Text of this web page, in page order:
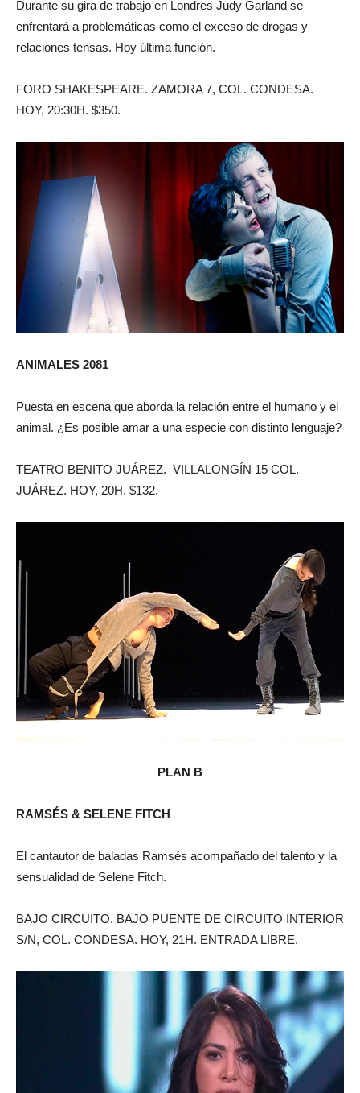
Durante su gira de trabajo en Londres Judy Garland se
enfrentará a problemáticas como el exceso de drogas y
relaciones tensas. Hoy última función.
FORO SHAKESPEARE. ZAMORA 7, COL. CONDESA.
HOY, 20:30H. $350.
ANIMALES 2081
Puesta en escena que aborda la relación entre el humano y el
animal. ¿Es posible amar a una especie con distinto lenguaje?
TEATRO BENITO JUÁREZ. VILLALONGÍN 15 COL.
JUÁREZ. HOY, 20H. $132.
PLAN B
RAMSÉS & SELENE FITCH
El cantautor de baladas Ramsés acompañado del talento y la
sensualidad de Selene Fitch.
BAJO CIRCUITO. BAJO PUENTE DE CIRCUITO INTERIOR
S/N, COL. CONDESA. HOY, 21H. ENTRADA LIBRE.